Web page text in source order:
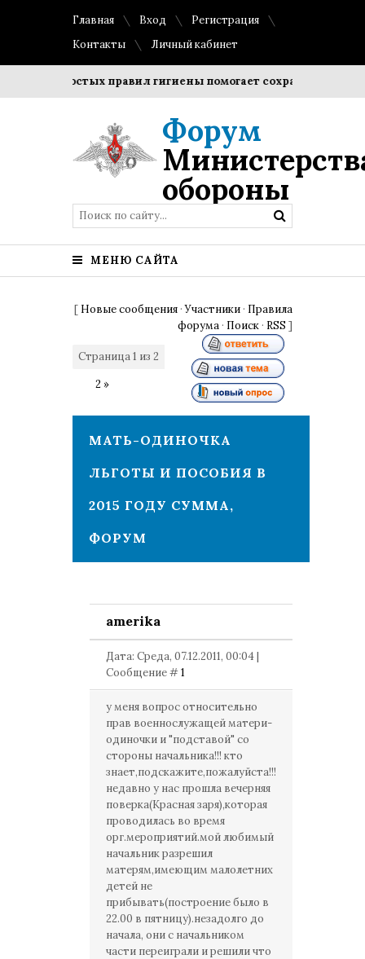
Главная Вход
Регистрация
Контакты
Личный кабинет
простых правил гигиены помогает сохранить
Форум
обороны
МЕНЮ САЙТА
[ Новые сообщения ·Участники · Правила
форума · Поиск · RSS ]
Страница1 из 2
2 »
МАТЬ-ОДИНОЧКА
ЛЬГОТЫ И ПОСОБИЯ В
2015 ГОДУ СУММА,
ФОРУМ
amerika
Дата: Среда, 07.12.2011, 00:04 |
Сообщение #1
у меня вопрос относительно
прав военнослужащей матери-
одиночки и "подставой" со
стороны начальника!!! кто
знает,подскажите,пожалуйста!!!
недавно у нас прошла вечерняя
поверка(Красная заря),которая
проводилась во время
орг.мероприятий.мой любимый
начальник разрешил
матерям,имеющим малолетних
детей не
прибывать(построение было в
22.00 в пятницу).незадолго до
начала, они с начальником
части переиграли и решили что